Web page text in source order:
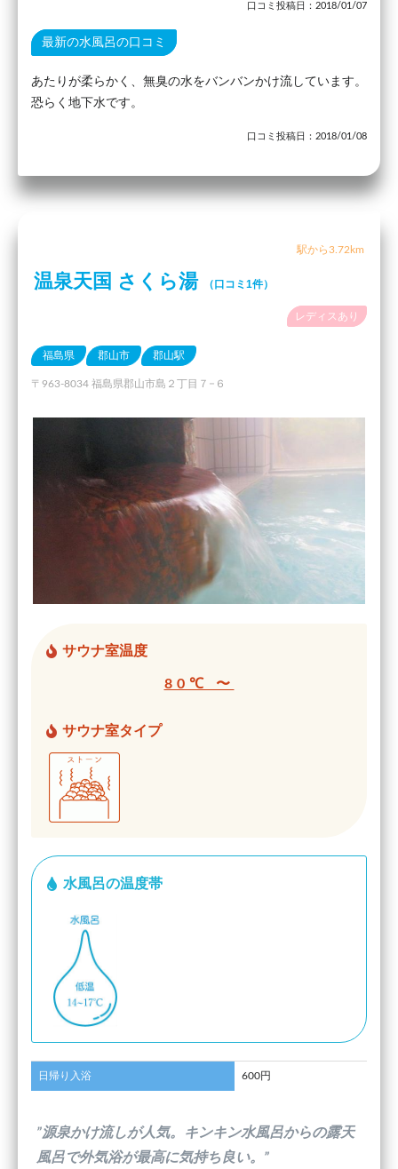
口コミ投稿日：2018/01/07
最新の水風呂の口コミ
あたりが柔らかく、無臭の水をバンバンかけ流しています。
恐らく地下水です。
口コミ投稿日：2018/01/08
駅から3.72km
温泉天国 さくら湯 （口コミ1件）
レディスあり
福島県 郡山市 郡山駅
〒963-8034 福島県郡山市島２丁目７−６
サウナ室温度
80℃ 〜
サウナ室タイプ
水風呂の温度帯
日帰り入浴 600円
”源泉かけ流しが人気。キンキン水風呂からの露天
風呂で外気浴が最高に気持ち良い。”